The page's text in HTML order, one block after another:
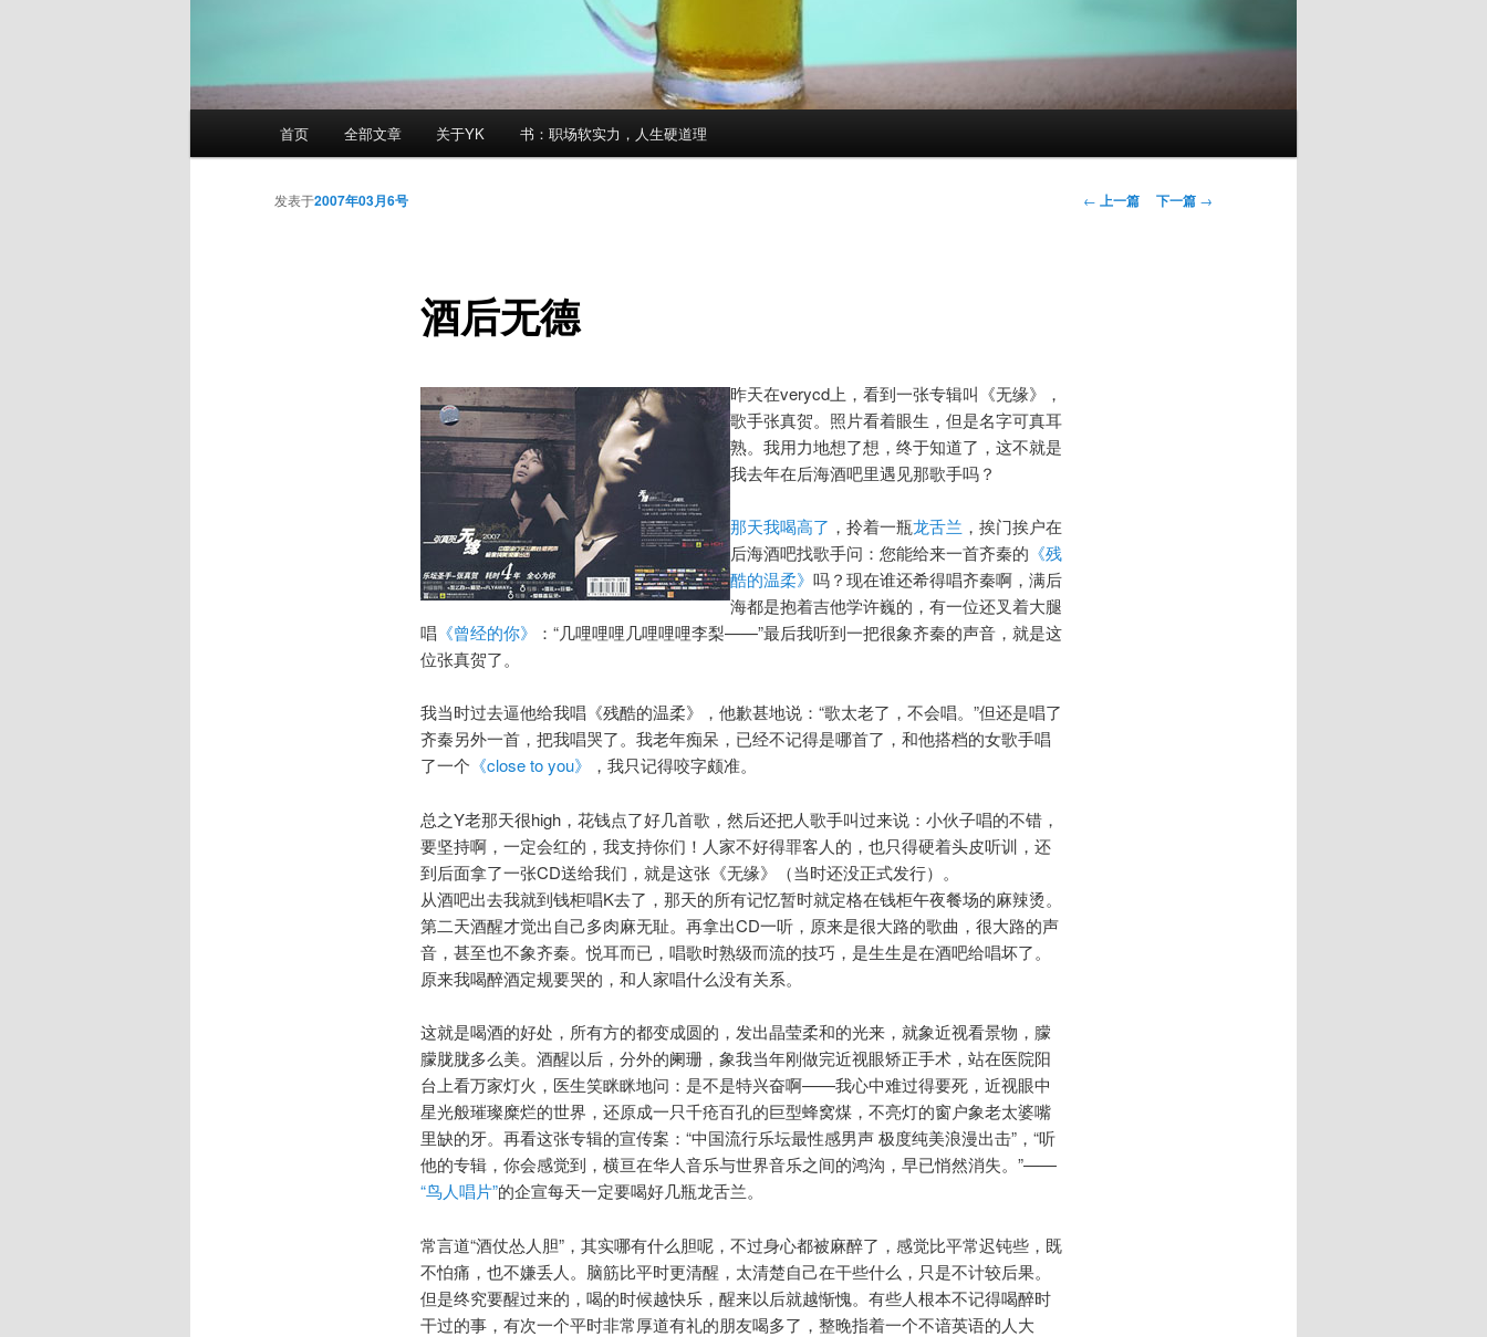
首页 全部文章 关于YK 书：职场软实力，人生硬道理
文
← 上一篇 下一篇 →
酒后无德
发表于2007年03月6号
昨天在verycd上，看到一张专辑叫《无缘》，
歌手张真贺。照片看着眼生，但是名字可真耳
熟。我用力地想了想，终于知道了，这不就是
我去年在后海酒吧里遇见那歌手吗？
那天我喝高了 ，拎着一瓶龙舌兰 ，挨门挨户在
后海酒吧找歌手问：您能给来一首齐秦的 《残
酷的温柔》 吗？现在谁还希得唱齐秦啊，满后
海都是抱着吉他学许巍的，有一位还叉着大腿
唱 《曾经的你》
：“几哩哩哩几哩哩哩李梨——”最后我听到一把很象齐秦的声音，就是这
位张真贺了。
我当时过去逼他给我唱《残酷的温柔》，他歉甚地说：“歌太老了，不会唱。”但还是唱了
齐秦另外一首，把我唱哭了。我老年痴呆，已经不记得是哪首了，和他搭档的女歌手唱
了一个 《close to you》 ，我只记得咬字颇准。
总之Y老那天很high，花钱点了好几首歌，然后还把人歌手叫过来说：小伙子唱的不错，
要坚持啊，一定会红的，我支持你们！人家不好得罪客人的，也只得硬着头皮听训，还
到后面拿了一张CD送给我们，就是这张《无缘》（当时还没正式发行）。
从酒吧出去我就到钱柜唱K去了，那天的所有记忆暂时就定格在钱柜午夜餐场的麻辣烫。
第二天酒醒才觉出自己多肉麻无耻。再拿出CD一听，原来是很大路的歌曲，很大路的声
音，甚至也不象齐秦。悦耳而已，唱歌时熟级而流的技巧，是生生是在酒吧给唱坏了。
原来我喝醉酒定规要哭的，和人家唱什么没有关系。
这就是喝酒的好处，所有方的都变成圆的，发出晶莹柔和的光来，就象近视看景物，朦
朦胧胧多么美。酒醒以后，分外的阑珊，象我当年刚做完近视眼矫正手术，站在医院阳
台上看万家灯火，医生笑眯眯地问：是不是特兴奋啊——我心中难过得要死，近视眼中
星光般璀璨糜烂的世界，还原成一只千疮百孔的巨型蜂窝煤，不亮灯的窗户象老太婆嘴
里缺的牙。再看这张专辑的宣传案：“中国流行乐坛最性感男声 极度纯美浪漫出击”，“听
他的专辑，你会感觉到，横亘在华人音乐与世界音乐之间的鸿沟，早已悄然消失。”——
“鸟人唱片”的企宣每天一定要喝好几瓶龙舌兰。
常言道“酒仗怂人胆”，其实哪有什么胆呢，不过身心都被麻醉了，感觉比平常迟钝些，既
不怕痛，也不嫌丢人。脑筋比平时更清醒，太清楚自己在干些什么，只是不计较后果。
但是终究要醒过来的，喝的时候越快乐，醒来以后就越惭愧。有些人根本不记得喝醉时
干过的事，有次一个平时非常厚道有礼的朋友喝多了，整晚指着一个不谙英语的人大